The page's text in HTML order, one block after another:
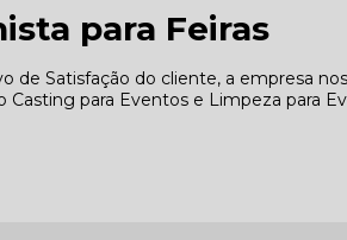
para Feiras
de Satisfação do cliente, a empresa
Casting para Eventos e Limpeza para